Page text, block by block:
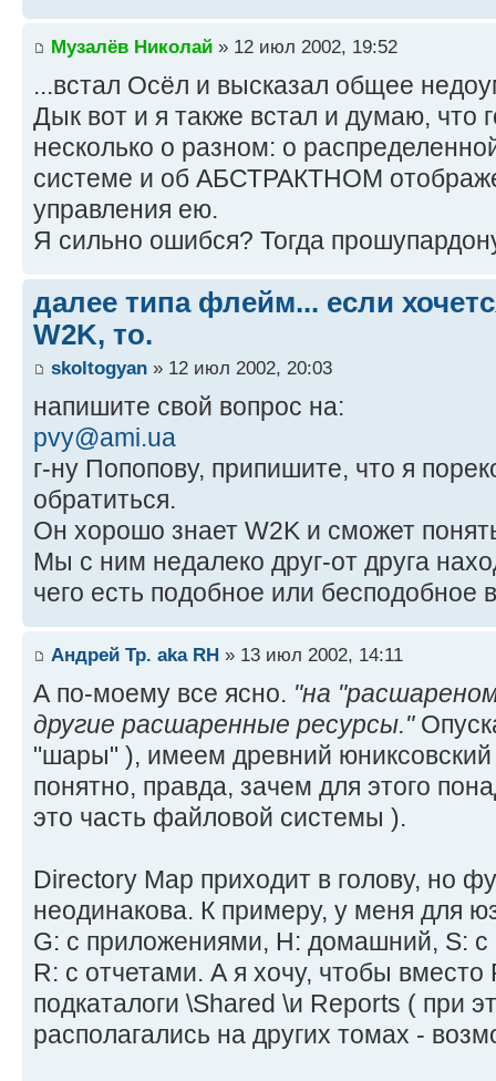
Музалёв Николай » 12 июл 2002, 19:52
...встал Осёл и высказал общее
Дык вот и я также встал и думаю, что
несколько о разном: о
системе и об АБСТРАКТНОМ
управления ею.
Я сильно ошибся? Тогда
далее типа флейм... если
W2K, то.
skoltogyan » 12 июл 2002, 20:03
напишите свой вопрос на:
pvy@ami.ua
г-ну Попопову, припишите, что я
обратиться.
Он хорошо знает W2K и сможет
Мы с ним недалеко друг-от друга
чего есть подобное или бесподобное
Андрей Тр. aka RH » 13 июл 2002, 14:11
А по-моему все ясно. "на
другие расшаренные ресурсы."
"шары" ), имеем древний
понятно, правда, зачем для этого
это часть файловой системы ).
Directory Map приходит в голову, но
неодинакова. К примеру, у меня для
G: с приложениями, H: домашний, S:
R: с отчетами. А я хочу, чтобы
подкаталоги \Shared \и Reports ( при
располагались на других томах -